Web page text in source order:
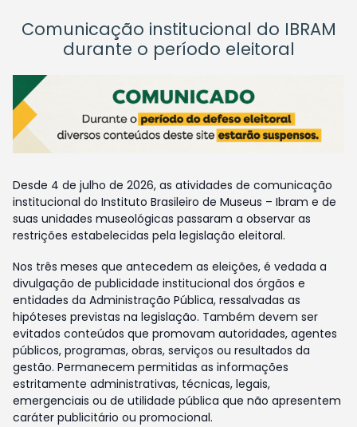
Comunicação institucional do IBRAM
durante o período eleitoral
Desde 4 de julho de 2026, as atividades de comunicação
institucional do Instituto Brasileiro de Museus – Ibram e de
suas unidades museológicas passaram a observar as
restrições estabelecidas pela legislação eleitoral.
Nos três meses que antecedem as eleições, é vedada a
divulgação de publicidade institucional dos órgãos e
entidades da Administração Pública, ressalvadas as
hipóteses previstas na legislação. Também devem ser
evitados conteúdos que promovam autoridades, agentes
públicos, programas, obras, serviços ou resultados da
gestão. Permanecem permitidas as informações
estritamente administrativas, técnicas, legais,
emergenciais ou de utilidade pública que não apresentem
caráter publicitário ou promocional.